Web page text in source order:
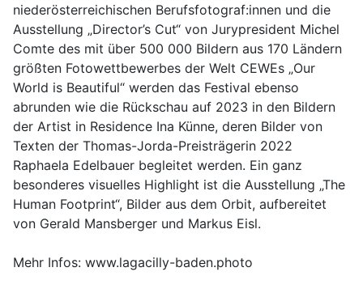
niederösterreichischen Berufsfotograf:innen und die
Ausstellung „Director’s Cut“ von Jurypresident Michel
Comte des mit über 500 000 Bildern aus 170 Ländern
größten Fotowettbewerbes der Welt CEWEs „Our
World is Beautiful“ werden das Festival ebenso
abrunden wie die Rückschau auf 2023 in den Bildern
der Artist in Residence Ina Künne, deren Bilder von
Texten der Thomas-Jorda-Preisträgerin 2022
Raphaela Edelbauer begleitet werden. Ein ganz
besonderes visuelles Highlight ist die Ausstellung „The
Human Footprint“, Bilder aus dem Orbit, aufbereitet
von Gerald Mansberger und Markus Eisl.
Mehr Infos: www.lagacilly-baden.photo